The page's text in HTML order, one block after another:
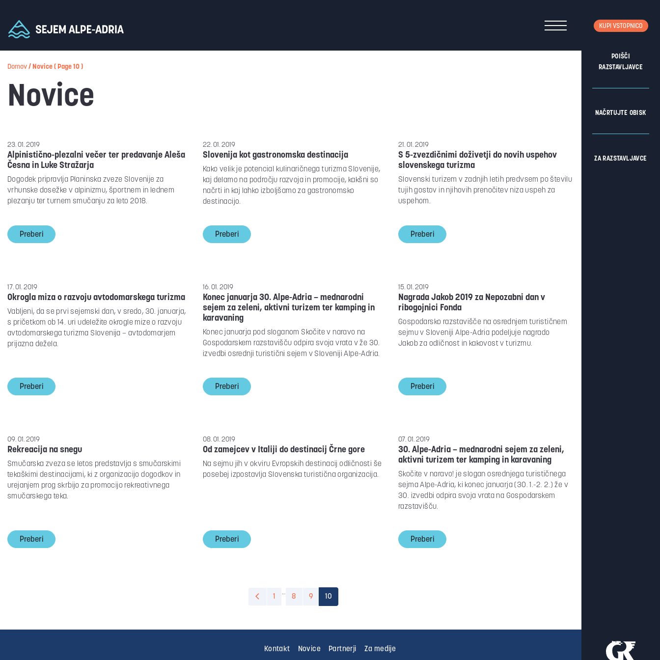
KUPI VSTOPNICO
POIŠČI
RAZSTAVLJAVCE
NAČRTUJTE OBISK
ZA RAZSTAVLJAVCE
Domov / Novice ( Page 10 )
Novice
23. 01. 2019
Alpinistično-plezalni večer ter predavanje Aleša
Česna in Luke Stražarja
Dogodek pripravlja Planinska zveze Slovenije za
vrhunske dosežke v alpinizmu, športnem in lednem
plezanju ter turnem smučanju za leto 2018.
Preberi
22. 01. 2019
Slovenija kot gastronomska destinacija
Kako velik je potencial kulinaričnega turizma Slovenije,
kaj delamo na področju razvoja in promocije, kakšni so
načrti in kaj lahko izboljšamo za gastronomsko
destinacijo.
Preberi
21. 01. 2019
S 5-zvezdičnimi doživetji do novih uspehov
slovenskega turizma
Slovenski turizem v zadnjih letih predvsem po številu
tujih gostov in njihovih prenočitev niza uspeh za
uspehom.
Preberi
17. 01. 2019
Okrogla miza o razvoju avtodomarskega turizma
Vabljeni, da se prvi sejemski dan, v sredo, 30. januarja,
s pričetkom ob 14. uri udeležite okrogle mize o razvoju
avtodomarskega turizma Slovenija – avtodomarjem
prijazna dežela.
Preberi
16. 01. 2019
Konec januarja 30. Alpe-Adria – mednarodni
sejem za zeleni, aktivni turizem ter kamping in
karavaning
Konec januarja pod sloganom Skočite v naravo na
Gospodarskem razstavišču odpira svoja vrata v že 30.
izvedbi osrednji turistični sejem v Sloveniji Alpe-Adria.
Preberi
15. 01. 2019
Nagrada Jakob 2019 za Nepozabni dan v
ribogojnici Fonda
Gospodarsko razstavišče na osrednjem turističnem
sejmu v Sloveniji Alpe-Adria podeljuje nagrado
Jakob za odličnost in kakovost v turizmu.
Preberi
09. 01. 2019
Rekreacija na snegu
Smučarska zveza se letos predstavlja s smučarskimi
tekaškimi destinacijami, ki z organizacijo dogodkov in
urejanjem prog skrbijo za promocijo rekreativnega
smučarskega teka.
Preberi
08. 01. 2019
Od zamejcev v Italiji do destinacij Črne gore
Na sejmu jih v okviru Evropskih destinacij odličnosti še
posebej izpostavlja Slovenska turistična organizacija.
Preberi
07. 01. 2019
30. Alpe-Adria – mednarodni sejem za zeleni,
aktivni turizem ter kamping in karavaning
Skočite v naravo! je slogan osrednjega turističnega
sejma Alpe-Adria, ki konec januarja (30. 1.-2. 2.) že v
30. izvedbi odpira svoja vrata na Gospodarskem
razstavišču.
Preberi
Previous
1
…
8 9 10
Kontakt Novice Partnerji Za medije